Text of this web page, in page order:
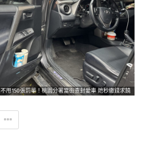
不甩150張罰單！桃園分署當街查封愛車 她秒繳錢求饒